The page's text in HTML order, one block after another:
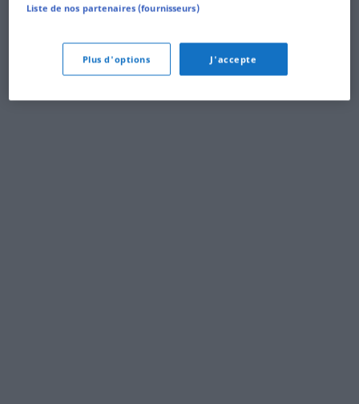
Liste de nos partenaires (fournisseurs)
Plus d'options J'accepte